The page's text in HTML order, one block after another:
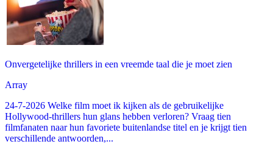
Onvergetelijke thrillers in een vreemde taal die je moet zien
Array
24-7-2026 Welke film moet ik kijken als de gebruikelijke
Hollywood-thrillers hun glans hebben verloren? Vraag tien
filmfanaten naar hun favoriete buitenlandse titel en je krijgt tien
verschillende antwoorden,...